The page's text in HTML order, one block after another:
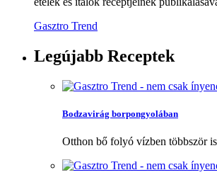
Gasztro Trend
Legújabb Receptek
Bodzavirág borpongyolában
Otthon bő folyó vízben többször